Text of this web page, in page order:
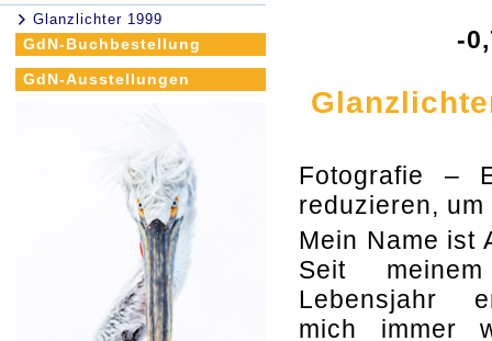
Glanzlichter 1999
GdN-Buchbestellung
GdN-Ausstellungen
-
Fotografie –
reduzieren,
Mein Name ist
Seit
Lebensjahr
mich immer